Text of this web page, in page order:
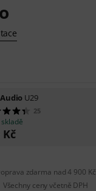
Audio U29
25
Kč
zdarma nad 4 900 Kč
Všechny ceny včetně DPH